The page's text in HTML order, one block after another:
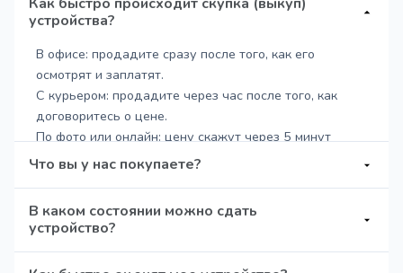
устройства?
В офисе: продадите сразу после того, как его
осмотрят и заплатят.
С курьером: продадите через час после того, как
договоритесь о цене.
По фото или онлайн: цену скажут через 5 минут
после фото, потом оценят при встрече.
Что вы у нас покупаете?
(iPhone, Android); Планшеты (iPad, Samsung, Huawei);
Игровую приставку (PS, Xbox, Nintendo); Ноутбуки и
В каком состоянии можно сдать
устройство?